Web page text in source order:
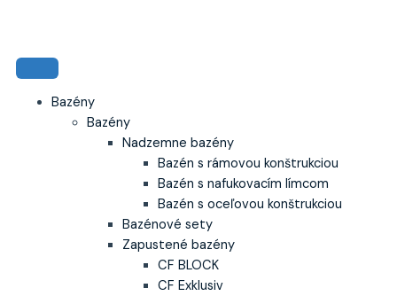
Bazény
Bazény
Nadzemne bazény
Bazén s rámovou konštrukciou
Bazén s nafukovacím límcom
Bazén s oceľovou konštrukciou
Bazénové sety
Zapustené bazény
CF BLOCK
CF Exklusiv